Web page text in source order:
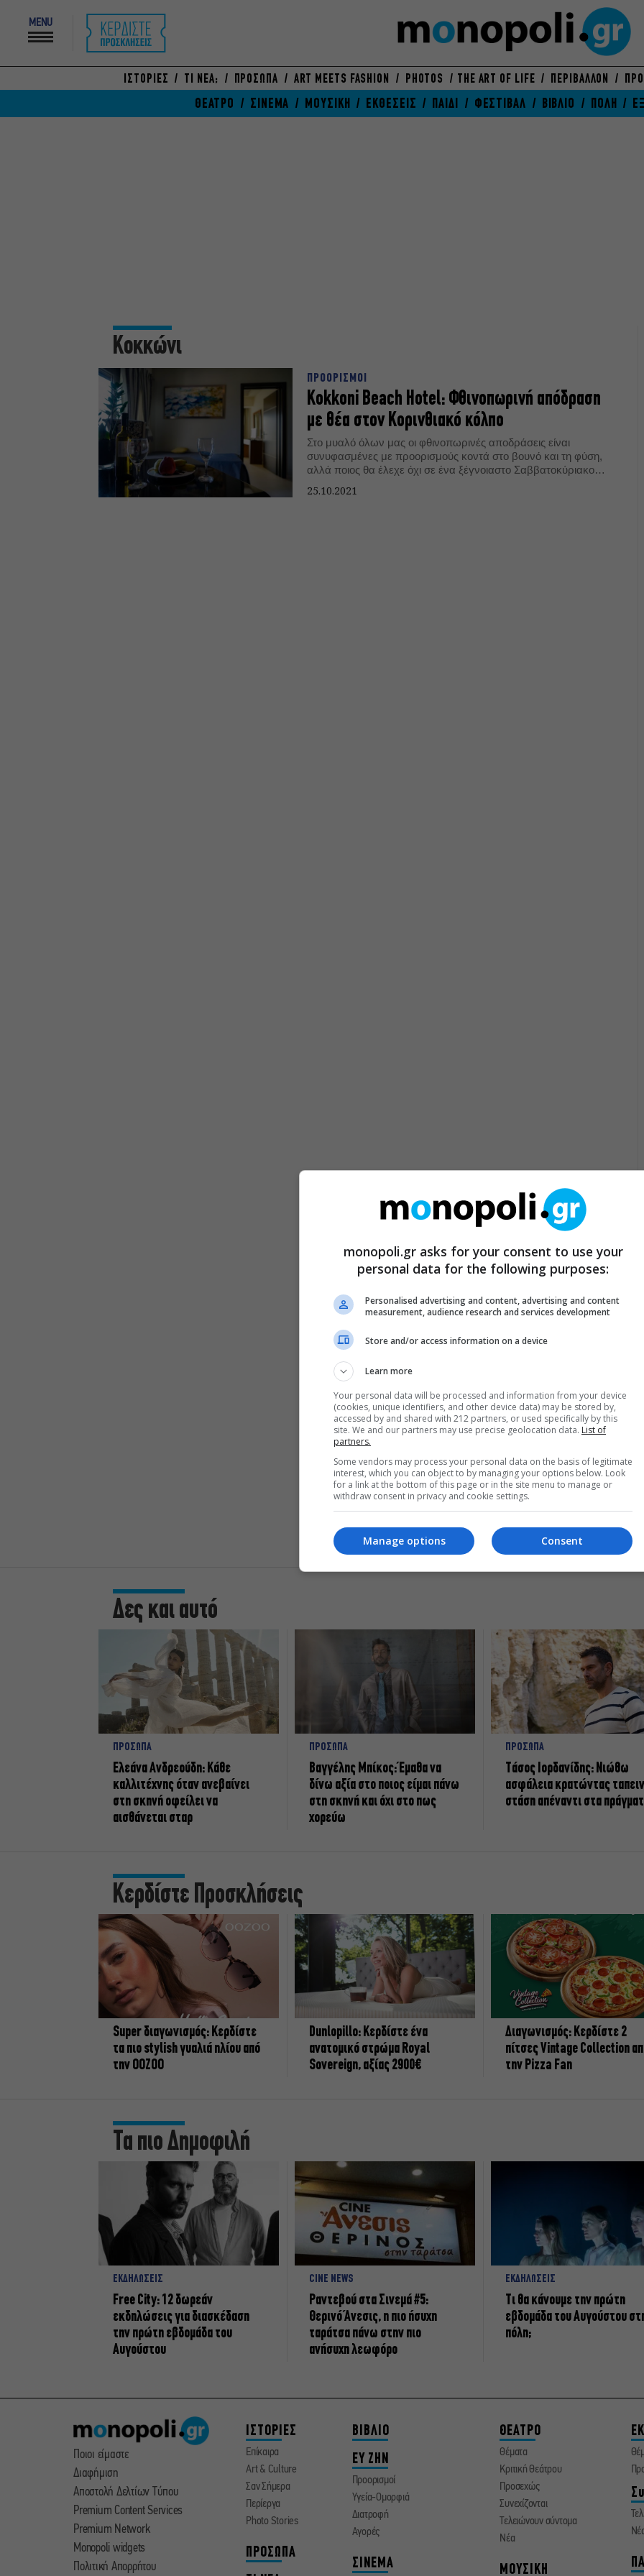
MENU
ΙΣΤΟΡΙΕΣ ΤΙ ΝΕΑ; ΠΡΟΣΩΠΑ ART MEETS FASHION PHOTOS THE ART OF LIFE ΠΕΡΙΒΑΛΛΟΝ
ΘΕΑΤΡΟ ΣΙΝΕΜΑ ΜΟΥΣΙΚΗ ΕΚΘΕΣΕΙΣ ΠΑΙΔΙ ΦΕΣΤΙΒΑΛ ΒΙΒΛΙΟ ΠΟΛΗ
Κοκκώνι
ΠΡΟΟΡΙΣΜΟΙ
Kokkoni Beach Hotel: Φθινοπωρινή απόδραση
με θέα στον Κορινθιακό κόλπο
Στο μυαλό όλων μας οι φθινοπωρινές αποδράσεις είναι
συνυφασμένες με προορισμούς κοντά στο βουνό και τη φύση,
αλλά ποιος θα έλεχε όχι σε ένα ξέγνοιαστο Σαββατοκύριακο
25.10.2021
Δες και αυτό
ΠΡΟΣΩΠΑ
Ελεάνα Ανδρεούδη: Κάθε
καλλιτέχνης όταν ανεβαίνει
στη σκηνή οφείλει να
αισθάνεται σταρ
ΠΡΟΣΩΠΑ
Βαγγέλης Μπίκος: Έμαθα να
δίνω αξία στο ποιος είμαι πάνω
στη σκηνή και όχι στο πως
χορεύω
ΠΡΟΣΩΠΑ
Tάσος Ιορδανίδης: Νιώθω
ασφάλεια κρατώντας
στάση απέναντι στα
Κερδίστε Προσκλήσεις
Super διαγωνισμός: Κερδίστε
τα πιο stylish γυαλιά ηλίου από
την OOZOO
Dunlopillo: Κερδίστε ένα
ανατομικό στρώμα Royal
Sovereign, αξίας 2900€
Διαγωνισμός: Κερδίστε 2
πίτσες Vintage Collection
την Pizza Fan
Τα πιο Δημοφιλή
ΕΚΔΗΛΩΣΕΙΣ
Free City: 12 δωρεάν
εκδηλώσεις για διασκέδαση
την πρώτη εβδομάδα του
Αυγούστου
CINE NEWS
Ραντεβού στα Σινεμά #5:
Θερινό Άνεσις, η πιο ήσυχη
ταράτσα πάνω στην πιο
ανήσυχη λεωφόρο
ΕΚΔΗΛΩΣΕΙΣ
Τι θα κάνουμε την πρώτη
εβδομάδα του Αυγούστου
πόλη;
Ποιοι είμαστε
Διαφήμιση
Αποστολή Δελτίων Τύπου
Premium Content Services
Premium Network
Monopoli widgets
Πολιτική Απορρήτου
ΙΣΤΟΡΙΕΣ
Επίκαιρα
Art & Culture
Σαν Σήμερα
Περίεργα
Photo Stories
ΠΡΟΣΩΠΑ
ΒΙΒΛΙΟ
ΕΥ ΖΗΝ
Προορισμοί
Υγεία-Ομορφιά
Διατροφή
Αγορές
ΣΙΝΕΜΑ
ΘΕΑΤΡΟ
Θέματα
Κριτική Θεάτρου
Προσεχώς
Συνεχίζονται
Τελειώνουν σύντομα
Νέα
ΜΟΥΣΙΚΗ
monopoli.gr asks for your consent to use your
personal data for the following purposes:
Personalised advertising and content, advertising and content
measurement, audience research and services development
Store and/or access information on a device
Learn more
Your personal data will be processed and information from your device
(cookies, unique identifiers, and other device data) may be stored by,
accessed by and shared with 212 partners, or used specifically by this
site. We and our partners may use precise geolocation data. List of
partners.
Some vendors may process your personal data on the basis of legitimate
interest, which you can object to by managing your options below. Look
for a link at the bottom of this page or in the site menu to manage or
withdraw consent in privacy and cookie settings.
Consent
Manage options